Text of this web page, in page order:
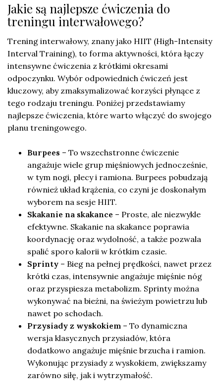
Jakie są najlepsze ćwiczenia do
treningu interwałowego?
Trening interwałowy, znany jako HIIT (High-Intensity
Interval Training), to forma aktywności, która łączy
intensywne ćwiczenia z krótkimi okresami
odpoczynku. Wybór odpowiednich ćwiczeń jest
kluczowy, aby zmaksymalizować korzyści płynące z
tego rodzaju treningu. Poniżej przedstawiamy
najlepsze ćwiczenia, które warto włączyć do swojego
planu treningowego.
Burpees – To wszechstronne ćwiczenie
angażuje wiele grup mięśniowych jednocześnie,
w tym nogi, plecy i ramiona. Burpees pobudzają
również układ krążenia, co czyni je doskonałym
wyborem na sesje HIIT.
Skakanie na skakance – Proste, ale niezwykle
efektywne. Skakanie na skakance poprawia
koordynację oraz wydolność, a także pozwala
spalić sporo kalorii w krótkim czasie.
Sprinty – Bieg na pełnej prędkości, nawet przez
krótki czas, intensywnie angażuje mięśnie nóg
oraz przyspiesza metabolizm. Sprinty można
wykonywać na bieżni, na świeżym powietrzu lub
nawet po schodach.
Przysiady z wyskokiem – To dynamiczna
wersja klasycznych przysiadów, która
dodatkowo angażuje mięśnie brzucha i ramion.
Wykonując przysiady z wyskokiem, zwiększamy
zarówno siłę, jak i wytrzymałość.